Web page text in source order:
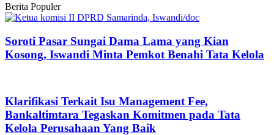
Berita Populer
Soroti Pasar Sungai Dama Lama yang Kian
Kosong, Iswandi Minta Pemkot Benahi Tata Kelola
Klarifikasi Terkait Isu Management Fee,
Bankaltimtara Tegaskan Komitmen pada Tata
Kelola Perusahaan Yang Baik